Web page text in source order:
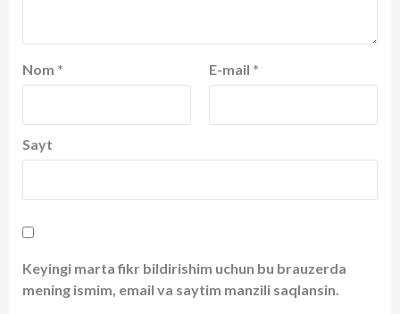
Nom * E-mail *
Sayt
Keyingi marta fikr bildirishim uchun bu brauzerda
mening ismim, email va saytim manzili saqlansin.